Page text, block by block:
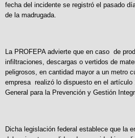
fecha del incidente se registró el pasado
de la madrugada.
La PROFEPA advierte que en caso de
infiltraciones, descargas o vertidos de
peligrosos, en cantidad mayor a un metro
empresa realizó lo dispuesto en el artículo
General para la Prevención y Gestión
Dicha legislación federal establece que la